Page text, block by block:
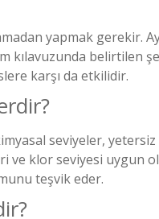
yapmak gerekir.
belirtilen
karşı da etkilidir.
seviyeler, yetersiz
klor seviyesi uygun
teşvik eder.